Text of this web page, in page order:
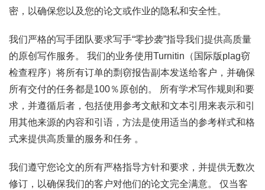
密，以确保您以及您的论文或作业的隐私和安全性。
我们严格的写手团队要求写手“零抄袭”指导我们提供高质量
的原创写作服务。 我们的业务使用Turnitin（国际版plag窃
检查程序）将所有订单的剽窃报告副本发送给客户，并确保
所有交付的任务都是100％原创的。 所有学术写作规则和要
求，并遵循后者，包括使用参考文献和文本引用来表示和引
用其他来源的内容和引语，方法是使用适当的参考样式和格
式来提供高质量的服务和任务 。
我们遵守您论文的所有严格指导方针和要求，并提供无数次
修订，以确保我们的客户对他们的论文完全满意。 仅当客